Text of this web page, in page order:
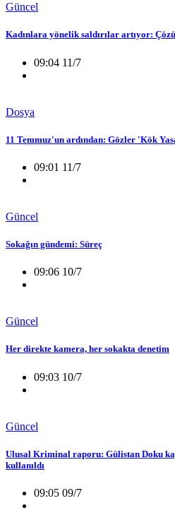
Güncel
Kadınlara yönelik saldırılar artıyor:
09:04 11/7
Dosya
11 Temmuz'un ardından: Gözler 'Kök
09:01 11/7
Güncel
Sokağın gündemi: Süreç
09:06 10/7
Güncel
Her direkte kamera, her sokakta denetim
09:03 10/7
Güncel
Ulusal Kriminal raporu: Gülistan Doku
kullanıldı
09:05 09/7